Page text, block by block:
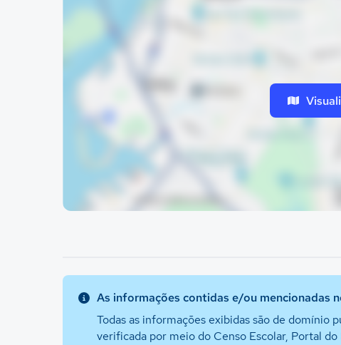
As informações contidas e/ou mencionadas
Todas as informações exibidas são de
verificada por meio do Censo Escolar, Portal